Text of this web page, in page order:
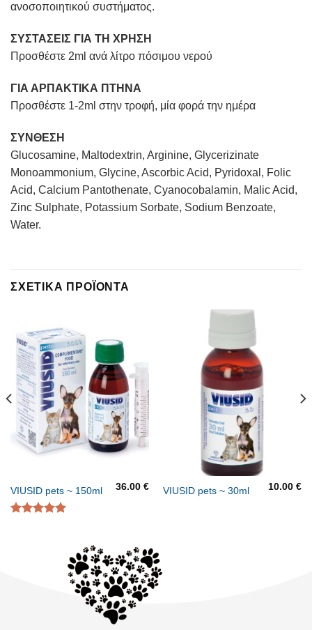
ανοσοποιητικού συστήματος.
ΣΥΣΤΑΣΕΙΣ ΓΙΑ ΤΗ ΧΡΗΣΗ
Προσθέστε 2ml ανά λίτρο πόσιμου νερού
ΓΙΑ ΑΡΠΑΚΤΙΚΑ ΠΤΗΝΑ
Προσθέστε 1-2ml στην τροφή, μία φορά την ημέρα
ΣΥΝΘΕΣΗ
Glucosamine, Maltodextrin, Arginine, Glycerizinate
Monoammonium, Glycine, Ascorbic Acid, Pyridoxal, Folic
Acid, Calcium Pantothenate, Cyanocobalamin, Malic Acid,
Zinc Sulphate, Potassium Sorbate, Sodium Benzoate,
Water.
ΣΧΕΤΙΚΆ ΠΡΟΪΌΝΤΑ
VIUSID pets ~ 150ml 36.00€ VIUSID pets ~ 30ml 10.00€